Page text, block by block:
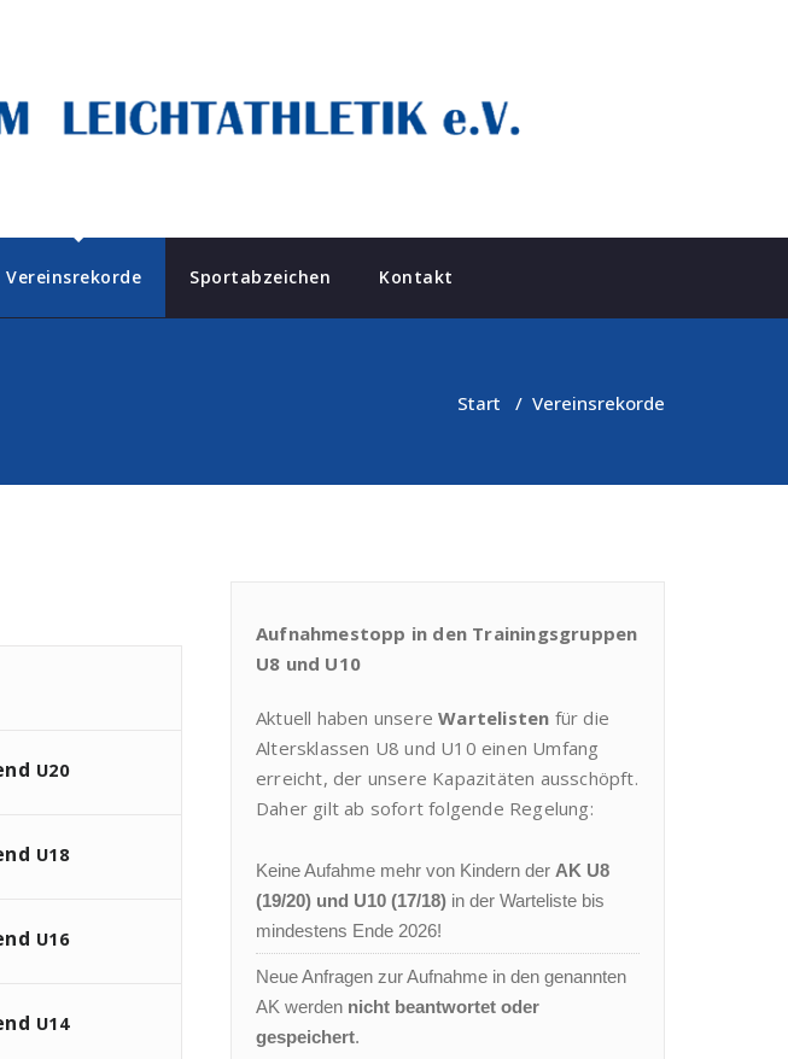
Vereinsrekorde Sportabzeichen Kontakt
Start / Vereinsrekorde
U20
U18
U16
U14
Aufnahmestopp in den Trainingsgruppen
U8 und U10
Aktuell haben unsereWartelisten für die
Altersklassen U8 und U10 einen Umfang
erreicht, der unsere Kapazitäten ausschöpft.
Daher gilt ab sofort folgende Regelung:
Keine Aufahme mehr von Kindern der AK U8
(19/20) und U10 (17/18) in der Warteliste bis
mindestens Ende 2026!
Neue Anfragen zur Aufnahme in den genannten
AK werden nicht beantwortet oder
gespeichert.